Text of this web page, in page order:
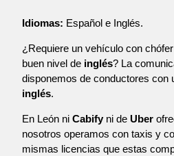
Idiomas: Español e Inglés.
¿Requiere un vehículo con
buen nivel de inglés? La
disponemos de conductores con
inglés.
En León ni Cabify ni de Uber
nosotros operamos con taxis y
mismas licencias que estas